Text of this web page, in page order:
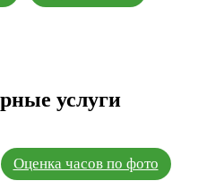
услуги
Оценка часов по фото